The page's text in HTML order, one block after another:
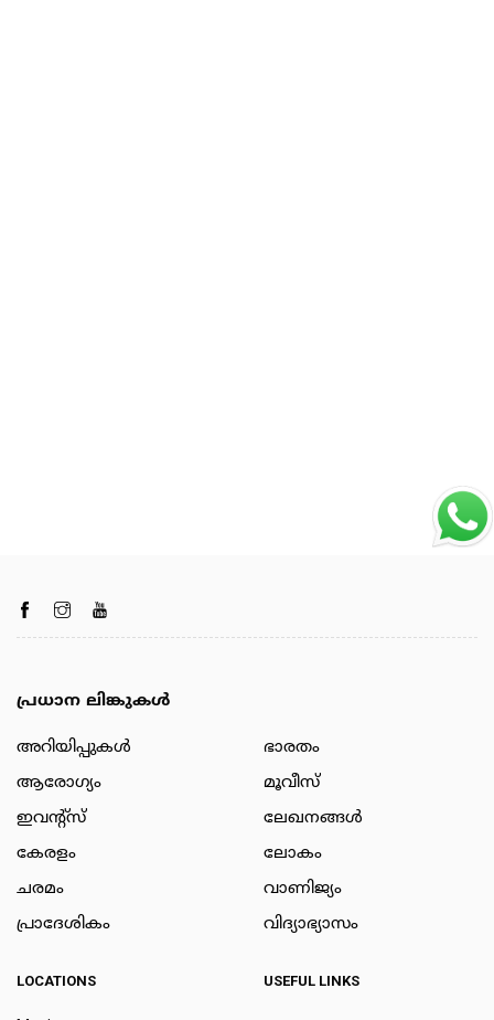
പ്രധാന ലിങ്കുകൾ
അറിയിപ്പുകള്‍
ആരോഗ്യം
ഇവന്റ്സ്
കേരളം
ചരമം
പ്രാദേശികം
ഭാരതം
മൂവീസ്
ലേഖനങ്ങള്‍
ലോകം
വാണിജ്യം
വിദ്യാഭ്യാസം
LOCATIONS USEFUL LINKS